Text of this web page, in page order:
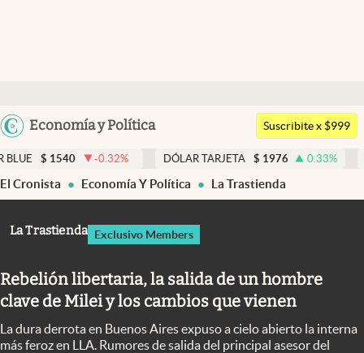
Argentina
Economía y Política
Members
Economía y Política
Finanzas y Mercados
Columnistas
Otras secciones
Apertura
Suscribite x $999
-0.32 % DÓLAR TARJETA $ 1976 0.33% DÓLAR MEP
El Cronista Economía Y Política La Trastienda
La Trastienda Exclusivo Members
Rebelión libertaria, la salida de un hombre
clave de Milei y los cambios que vienen
La dura derrota en Buenos Aires expuso a cielo abierto la interna
más feroz en LLA. Rumores de salida del principal asesor del